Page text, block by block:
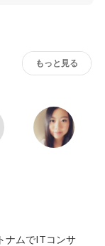
もっと見る
ナムでITコンサ